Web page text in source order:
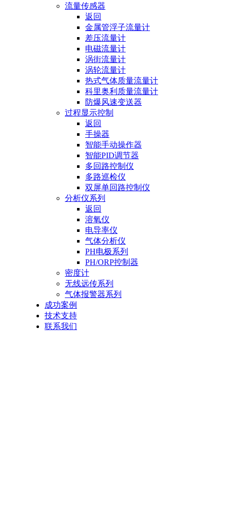
流量传感器
返回
金属管浮子流量计
差压流量计
电磁流量计
涡街流量计
涡轮流量计
热式气体质量流量计
科里奥利质量流量计
防爆风速变送器
过程显示控制
返回
手操器
智能手动操作器
智能PID调节器
多回路控制仪
多路巡检仪
双屏单回路控制仪
分析仪系列
返回
溶氧仪
电导率仪
气体分析仪
PH电极系列
PH/ORP控制器
密度计
无线远传系列
气体报警器系列
成功案例
技术支持
联系我们